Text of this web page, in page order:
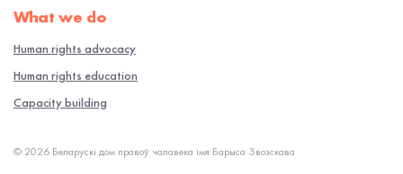
What we do
Human rights advocacy
Human rights education
Capacity building
© 2026 Беларускі дом правоў чалавека імя Барыса Звозскава